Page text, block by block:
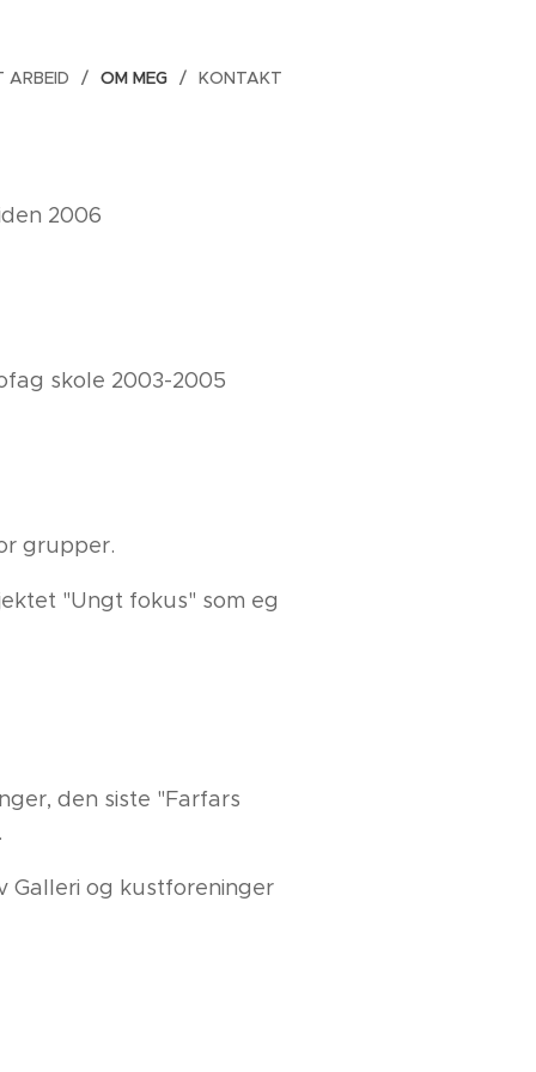
ARBEID OM MEG KONTAKT
2006
skole 2003-2005
grupper.
"Ungt fokus" som eg
den siste "Farfars
Galleri og kustforeninger